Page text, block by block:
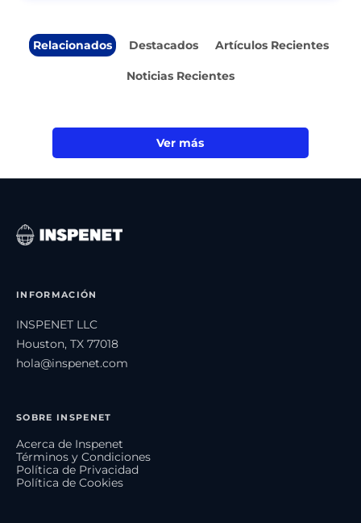
Relacionados Destacados Artículos Recientes
Noticias Recientes
Ver más
INFORMACIÓN
INSPENET LLC
Houston, TX 77018
hola@inspenet.com
SOBRE INSPENET
Acerca de Inspenet
Términos y Condiciones
Política de Privacidad
Política de Cookies